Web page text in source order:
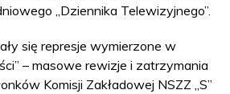
„Dziennika Telewizyjnego”.
się represje wymierzone w
– masowe rewizje i zatrzymania
Komisji Zakładowej NSZZ „S”